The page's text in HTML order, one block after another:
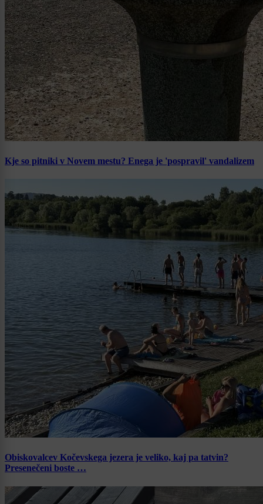
Kje so pitniki v Novem mestu? Enega je 'pospravil' vandalizem
Obiskovalcev Kočevskega jezera je veliko, kaj pa tatvin?
Presenečeni boste …